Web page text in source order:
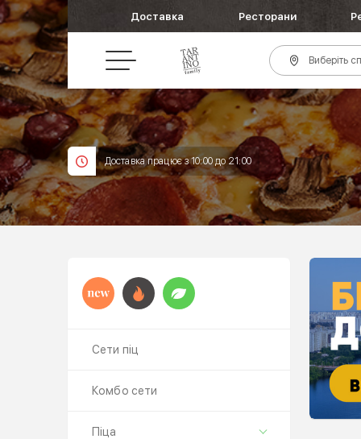
Доставка Ресторани
Виберіть
Доставка працює з 10:00 до 21:00
Сети піц
Комбо сети
Піца